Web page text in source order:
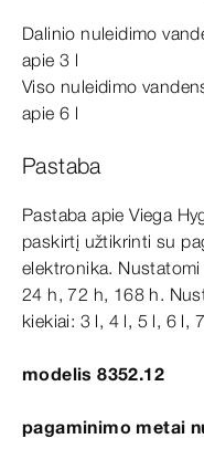
Dalinio nuleidimo
apie 3 l
Viso nuleidimo
apie 6 l
Pastaba
Pastaba apie Viega
paskirtį užtikrinti su
elektronika. Nustatomi
24 h, 72 h, 168 h.
kiekiai: 3 l, 4 l, 5 l, 6 l, 7
modelis 8352.12
pagaminimo metai